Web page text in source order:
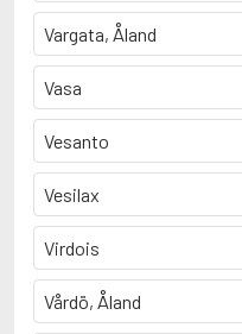
Vargata, Åland
Vasa
Vesanto
Vesilax
Virdois
Vårdö, Åland